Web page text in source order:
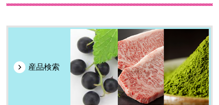
産品検索